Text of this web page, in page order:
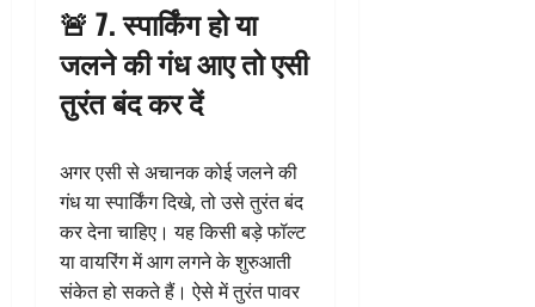
🚨 7. स्पार्किंग हो या
जलने की गंध आए तो एसी
तुरंत बंद कर दें
अगर एसी से अचानक कोई जलने की
गंध या स्पार्किंग दिखे, तो उसे तुरंत बंद
कर देना चाहिए। यह किसी बड़े फॉल्ट
या वायरिंग में आग लगने के शुरुआती
संकेत हो सकते हैं। ऐसे में तुरंत पावर